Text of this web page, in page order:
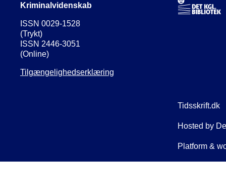
Kriminalvidenskab
ISSN 0029-1528
(Trykt)
ISSN 2446-3051
(Online)
Tilgængelighedserklæring